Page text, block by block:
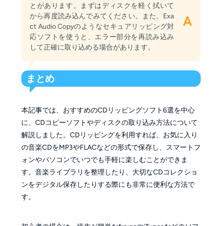
とがあります。まずはディスクを軽く拭いて
から再度読み込んでみてください。また、Exa
ct Audio Copyのようなセキュアリッピング対
応ソフトを使うと、エラー部分を再読み込み
して正確に取り込める場合があります。
A
まとめ
本記事では、おすすめのCDリッピングソフト6選を中心
に、CDコピーソフトやディスクの取り込み方法について
解説しました。CDリッピングを利用すれば、お気に入り
の音楽CDをMP3やFLACなどの形式で保存し、スマートフ
ォンやパソコンでいつでも手軽に楽しむことができま
す。音楽ライブラリを整理したり、大切なCDコレクショ
ンをデジタル保存したりする際にも非常に便利な方法で
す。